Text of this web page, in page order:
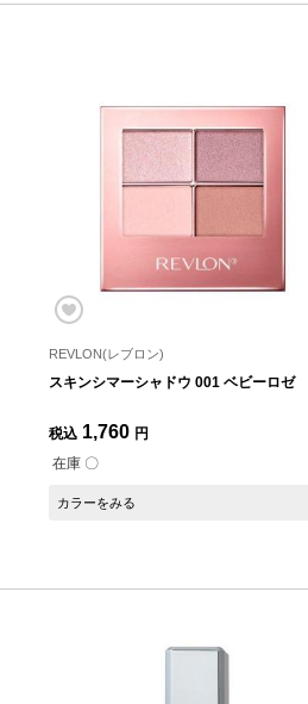
REVLON(レブロン)
スキンシマーシャドウ 001 ベビーロゼ
税込 1,760 円
在庫 〇
カラーをみる